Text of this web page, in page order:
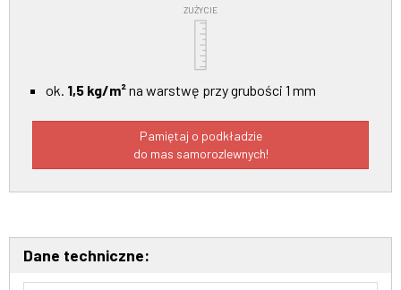
ZUŻYCIE
ok. 1,5 kg/m²na warstwę przy grubości 1 mm
Pamiętaj o podkładzie
do mas samorozlewnych!
Dane techniczne: